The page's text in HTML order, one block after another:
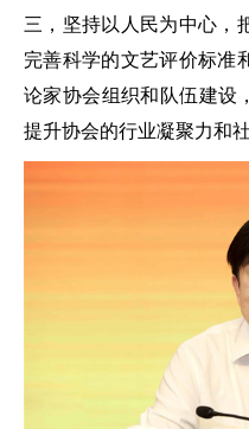
三，坚持以人民为中心，
完善科学的文艺评价标准
论家协会组织和队伍建设
提升协会的行业凝聚力和